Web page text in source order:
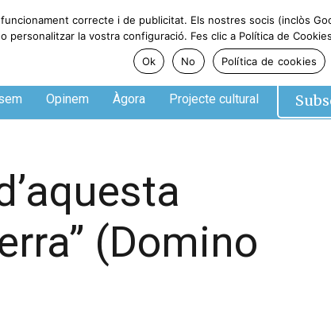
Opinem Àgora Projecte cultural
(Domino
correcte i de publicitat. Els nostres socis (inclòs
personalitzar la vostra configuració. Fes clic a Política de
Ok
No Política de cookies